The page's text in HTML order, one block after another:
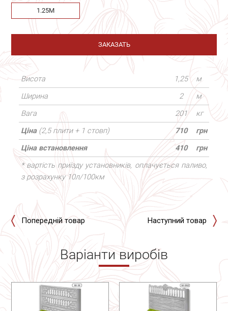
1.25М
ЗАКАЗАТЬ
Висота 1,25
м
Ширина
2
м
Вага
201
кг
Ціна (2,5 плити + 1 стовп) 710
грн
Ціна встановлення
410
грн
* вартість приїзду установників, оплачується паливо,
з розрахунку 10л/100км
Попередній товар Наступний товар
Варіанти виробів